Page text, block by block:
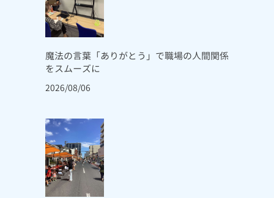
魔法の言葉「ありがとう」で職場の人間関係
をスムーズに
2026/08/06